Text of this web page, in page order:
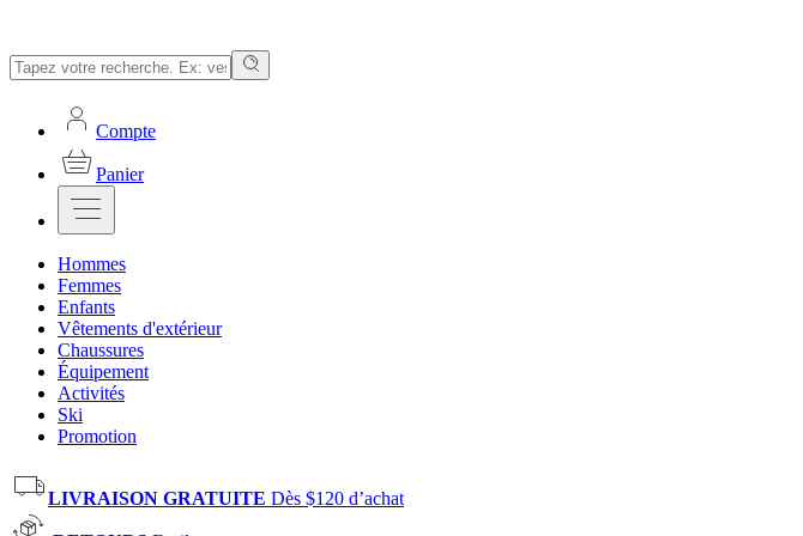
Compte
Panier
Hommes
Femmes
Enfants
Vêtements d'extérieur
Chaussures
Équipement
Activités
Ski
Promotion
LIVRAISON GRATUITE Dès $120 d’achat